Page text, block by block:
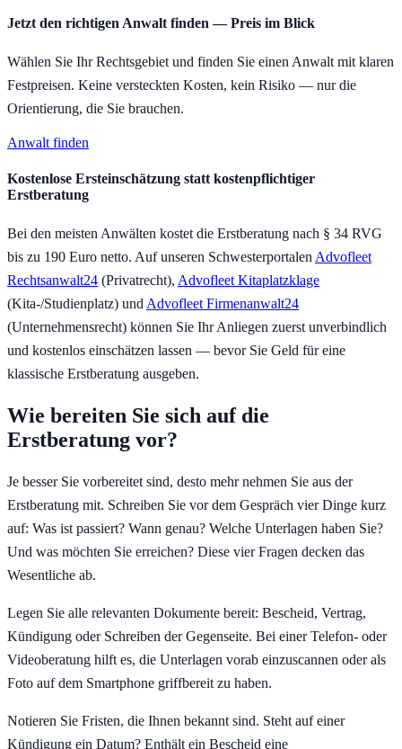
Jetzt den richtigen Anwalt finden — Preis im Blick
Wählen Sie Ihr Rechtsgebiet und finden Sie einen Anwalt mit klaren
Festpreisen. Keine versteckten Kosten, kein Risiko — nur die
Orientierung, die Sie brauchen.
Anwalt finden
Kostenlose Ersteinschätzung statt kostenpflichtiger
Erstberatung
Bei den meisten Anwälten kostet die Erstberatung nach § 34 RVG
bis zu 190 Euro netto. Auf unseren Schwesterportalen Advofleet
Rechtsanwalt24 (Privatrecht), Advofleet Kitaplatzklage
(Kita-/Studienplatz) und Advofleet Firmenanwalt24
(Unternehmensrecht) können Sie Ihr Anliegen zuerst unverbindlich
und kostenlos einschätzen lassen — bevor Sie Geld für eine
klassische Erstberatung ausgeben.
Wie bereiten Sie sich auf die
Erstberatung vor?
Je besser Sie vorbereitet sind, desto mehr nehmen Sie aus der
Erstberatung mit. Schreiben Sie vor dem Gespräch vier Dinge kurz
auf: Was ist passiert? Wann genau? Welche Unterlagen haben Sie?
Und was möchten Sie erreichen? Diese vier Fragen decken das
Wesentliche ab.
Legen Sie alle relevanten Dokumente bereit: Bescheid, Vertrag,
Kündigung oder Schreiben der Gegenseite. Bei einer Telefon- oder
Videoberatung hilft es, die Unterlagen vorab einzuscannen oder als
Foto auf dem Smartphone griffbereit zu haben.
Notieren Sie Fristen, die Ihnen bekannt sind. Steht auf einer
Kündigung ein Datum? Enthält ein Bescheid eine